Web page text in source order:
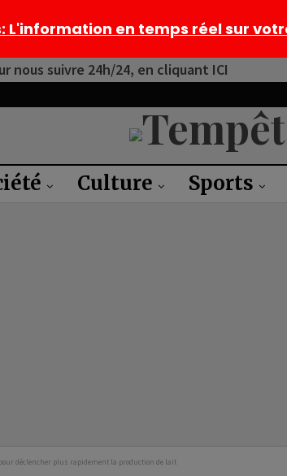
nous suivre 24h/24, en cliquant ICI
Culture Sports
pour déclencher plus rapidement la production de lait
: L'information en temps réel sur